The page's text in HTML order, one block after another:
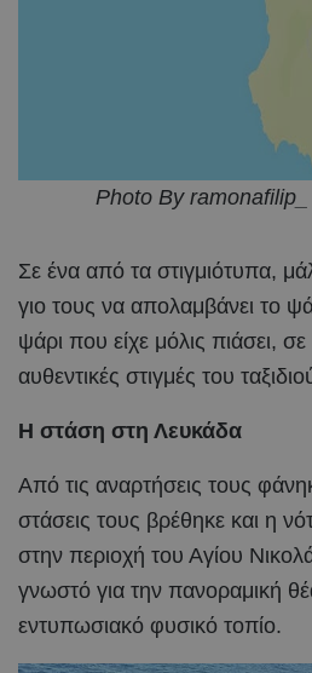
Photo By
Σε ένα από τα στιγμιότυπα,
γιο τους να απολαμβάνει το
ψάρι που είχε μόλις πιάσει,
αυθεντικές στιγμές του
Η στάση στη Λευκάδα
Από τις αναρτήσεις τους
στάσεις τους βρέθηκε και η
στην περιοχή του Αγίου
γνωστό για την πανοραμική
εντυπωσιακό φυσικό τοπίο.